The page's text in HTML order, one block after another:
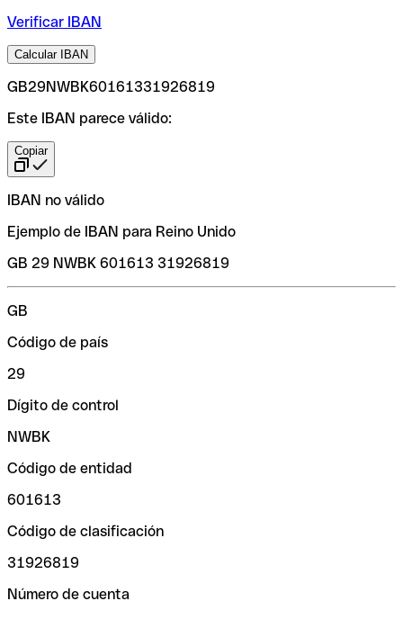
Verificar IBAN
Calcular IBAN
GB29NWBK60161331926819
Este IBAN parece válido:
Copiar
IBAN no válido
Ejemplo de IBAN para Reino Unido
GB 29 NWBK 601613 31926819
GB
Código de país
29
Dígito de control
NWBK
Código de entidad
601613
Código de clasificación
31926819
Número de cuenta